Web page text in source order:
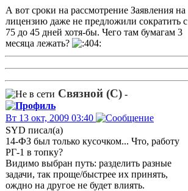
А вот сроки на рассмотрение Заявления на
лицензию даже не предложили сократить с
75 до 45 дней хотя-бы. Чего там бумагам 3
месяца лежать?
Связной (С) -
Вт 13 окт, 2009 03:40
SYD писал(а)
14-ФЗ был только кусочком... Что, работу
РГ-1 в топку?
Видимо выбран путь: разделить разные
задачи, так проще/быстрее их принять,
ождно на другое не будет влиять.